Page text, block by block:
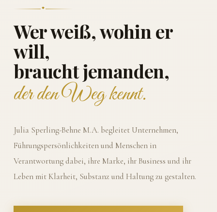
Wer weiß, wohin er
will,
braucht jemanden,
der den Weg kennt.
Julia Sperling-Behne M.A. begleitet Unternehmen,
Führungspersönlichkeiten und Menschen in
Verantwortung dabei, ihre Marke, ihr Business und ihr
Leben mit Klarheit, Substanz und Haltung zu gestalten.